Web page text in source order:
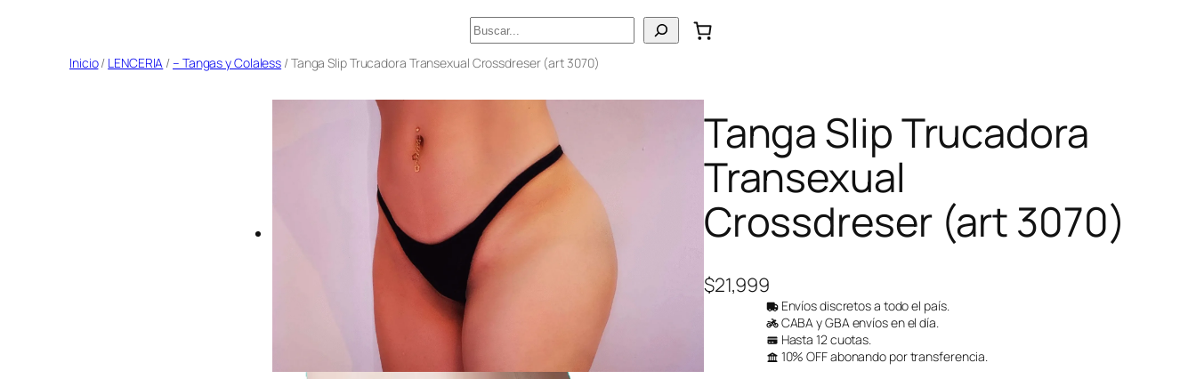
contenido
Buscar
Inicio/ LENCERIA /– Tangas y Colaless / Tanga Slip Trucadora Transexual Crossdreser (art 3070)
Tanga Slip Trucadora
Transexual
Crossdreser (art 3070)
$21,999
Envíos discretos a todo el país.
CABA y GBA envíos en el día.
Hasta 12 cuotas.
10% OFF abonando por transferencia.